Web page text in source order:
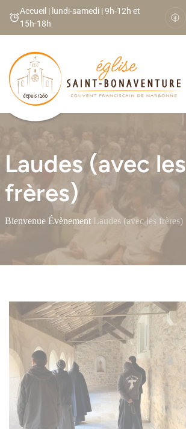
Panneau de gestion des cookies
Accueil | lundi-samedi | 9h-12h et
15h-18h
Laudes (avec les
frères)
Bienvenue Évènement Laudes (avec les frères)